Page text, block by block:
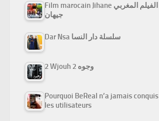
Film marocain Jihane الفيلم المغربي
جيهان
Dar Nsa سلسلة دار النسا
2 Wjouh 2 وجوه
Pourquoi BeReal n’a jamais conquis
les utilisateurs